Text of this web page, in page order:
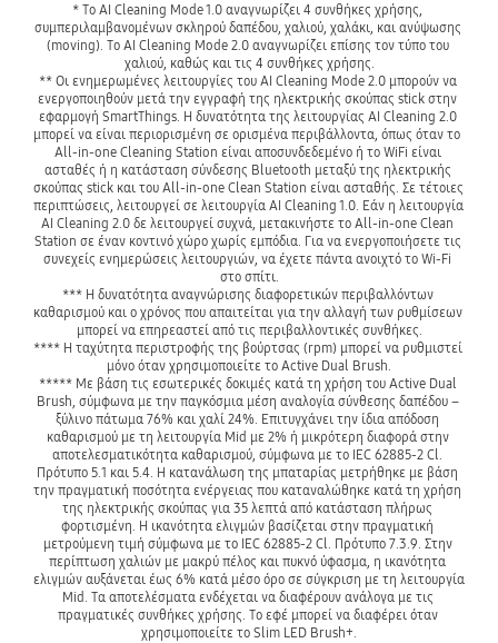
* Το AI Cleaning Mode 1.0 αναγνωρίζει 4 συνθήκες χρήσης,
συμπεριλαμβανομένων σκληρού δαπέδου, χαλιού, χαλάκι, και ανύψωσης
(moving). Το AI Cleaning Mode 2.0 αναγνωρίζει επίσης τον τύπο του
χαλιού, καθώς και τις 4 συνθήκες χρήσης.
** Οι ενημερωμένες λειτουργίες του AI Cleaning Mode 2.0 μπορούν να
ενεργοποιηθούν μετά την εγγραφή της ηλεκτρικής σκούπας stick στην
εφαρμογή SmartThings. Η δυνατότητα της λειτουργίας AI Cleaning 2.0
μπορεί να είναι περιορισμένη σε ορισμένα περιβάλλοντα, όπως όταν το
All-in-one Cleaning Station είναι αποσυνδεδεμένο ή το WiFi είναι
ασταθές ή η κατάσταση σύνδεσης Bluetooth μεταξύ της ηλεκτρικής
σκούπας stick και του All-in-one Clean Station είναι ασταθής. Σε τέτοιες
περιπτώσεις, λειτουργεί σε λειτουργία AI Cleaning 1.0. Εάν η λειτουργία
AI Cleaning 2.0 δε λειτουργεί συχνά, μετακινήστε το All-in-one Clean
Station σε έναν κοντινό χώρο χωρίς εμπόδια. Για να ενεργοποιήσετε τις
συνεχείς ενημερώσεις λειτουργιών, να έχετε πάντα ανοιχτό το Wi-Fi
στο σπίτι.
*** Η δυνατότητα αναγνώρισης διαφορετικών περιβαλλόντων
καθαρισμού και ο χρόνος που απαιτείται για την αλλαγή των ρυθμίσεων
μπορεί να επηρεαστεί από τις περιβαλλοντικές συνθήκες.
**** Η ταχύτητα περιστροφής της βούρτσας (rpm) μπορεί να ρυθμιστεί
μόνο όταν χρησιμοποιείτε το Active Dual Brush.
***** Με βάση τις εσωτερικές δοκιμές κατά τη χρήση του Active Dual
Brush, σύμφωνα με την παγκόσμια μέση αναλογία σύνθεσης δαπέδου –
ξύλινο πάτωμα 76% και χαλί 24%. Επιτυγχάνει την ίδια απόδοση
καθαρισμού με τη λειτουργία Mid με 2% ή μικρότερη διαφορά στην
αποτελεσματικότητα καθαρισμού, σύμφωνα με το IEC 62885-2 Cl.
Πρότυπο 5.1 και 5.4. Η κατανάλωση της μπαταρίας μετρήθηκε με βάση
την πραγματική ποσότητα ενέργειας που καταναλώθηκε κατά τη χρήση
της ηλεκτρικής σκούπας για 35 λεπτά από κατάσταση πλήρως
φορτισμένη. Η ικανότητα ελιγμών βασίζεται στην πραγματική
μετρούμενη τιμή σύμφωνα με το IEC 62885-2 Cl. Πρότυπο 7.3.9. Στην
περίπτωση χαλιών με μακρύ πέλος και πυκνό ύφασμα, η ικανότητα
ελιγμών αυξάνεται έως 6% κατά μέσο όρο σε σύγκριση με τη λειτουργία
Mid. Τα αποτελέσματα ενδέχεται να διαφέρουν ανάλογα με τις
πραγματικές συνθήκες χρήσης. Το εφέ μπορεί να διαφέρει όταν
χρησιμοποιείτε το Slim LED Brush+.